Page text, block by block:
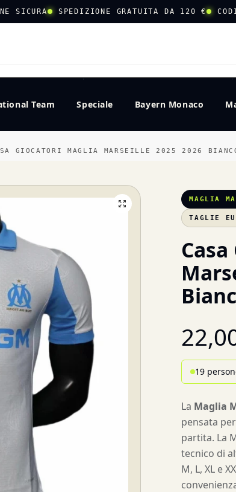
SICURA SPEDIZIONE GRATUITA DA 120 €
Team Speciale Bayern Monaco
GIOCATORI MAGLIA MARSEILLE 2025 2026
MAGLIA
TAGLIE
19
La Maglia
pensata
partita. La
tecnico di
M, L, XL e